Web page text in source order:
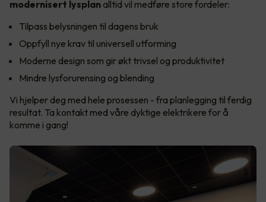
modernisert lysplan alltid vil medføre store fordeler:
Tilpass belysningen til dagens bruk
Oppfyll nye krav til universell utforming
Moderne design som gir økt trivsel og produktivitet
Mindre lysforurensing og blending
Vi hjelper deg med hele prosessen - fra planlegging til ferdig
resultat. Ta kontakt med våre dyktige elektrikere for å
komme i gang!